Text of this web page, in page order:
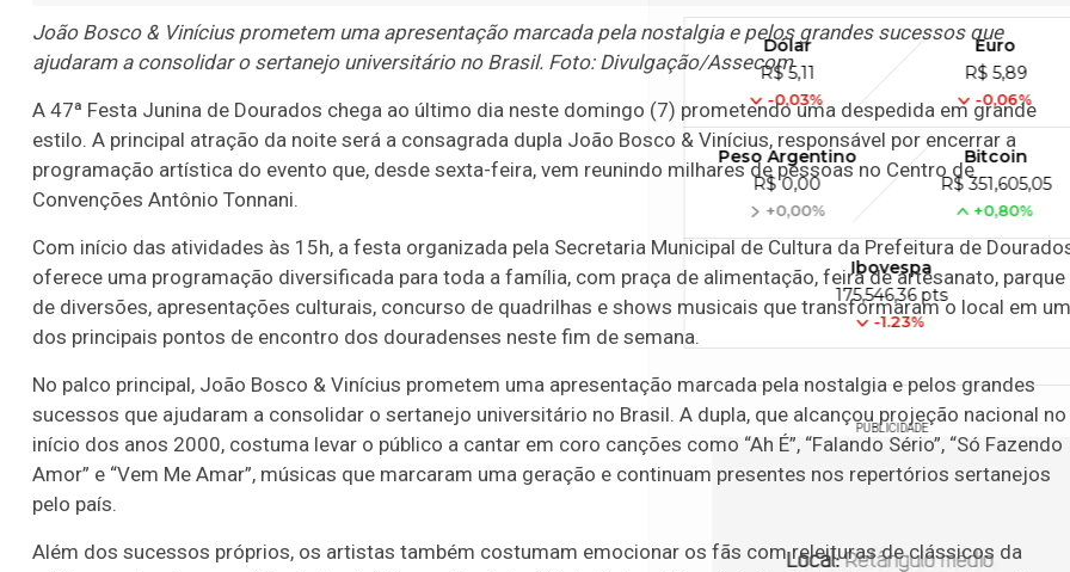
João Bosco & Vinícius prometem uma apresentação marcada pela nostalgia e pelos grandes sucessos que
ajudaram a consolidar o sertanejo universitário no Brasil. Foto: Divulgação/Assecom
A 47ª Festa Junina de Dourados chega ao último dia neste domingo (7) prometendo uma despedida em grande
estilo. A principal atração da noite será a consagrada dupla João Bosco & Vinícius, responsável por encerrar a
programação artística do evento que, desde sexta-feira, vem reunindo milhares de pessoas no Centro de
Convenções Antônio Tonnani.
Com início das atividades às 15h, a festa organizada pela Secretaria Municipal de Cultura da Prefeitura de
oferece uma programação diversificada para toda a família, com praça de alimentação, feira de artesanato, parque
de diversões, apresentações culturais, concurso de quadrilhas e shows musicais que transformaram o local em um
dos principais pontos de encontro dos douradenses neste fim de semana.
No palco principal, João Bosco & Vinícius prometem uma apresentação marcada pela nostalgia e pelos grandes
sucessos que ajudaram a consolidar o sertanejo universitário no Brasil. A dupla, que alcançou projeção nacional no
início dos anos 2000, costuma levar o público a cantar em coro canções como “Ah É”, “Falando Sério”, “Só Fazendo
Amor” e “Vem Me Amar”, músicas que marcaram uma geração e continuam presentes nos repertórios sertanejos
pelo país.
Além dos sucessos próprios, os artistas também costumam emocionar os fãs com releituras de clássicos da
Dólar
R$ 5,11
-0,03%
Euro
R$ 5,89
-0,06%
Peso Argentino
R$ 0,00
+0,00%
Bitcoin
R$ 351,605,05
+0,80%
Ibovespa
175,546,36 pts
-1.23%
PUBLICIDADE